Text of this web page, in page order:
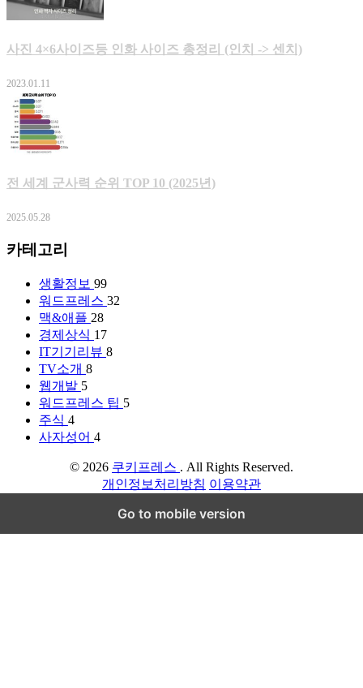
사진 4×6사이즈등 인화 사이즈 총정리 (인치 -> 센치)
2023.01.11
전 세계 군사력 순위 TOP 10 (2025년)
2025.05.28
카테고리
생활정보 99
워드프레스 32
맥&애플 28
경제상식 17
IT기기리뷰 8
TV소개 8
웹개발 5
워드프레스 팁 5
주식 4
사자성어 4
© 2026 쿠키프레스 . All Rights Reserved.
개인정보처리방침 이용약관
Go to mobile version